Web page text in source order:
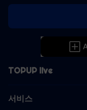
TOPUP live
서비스